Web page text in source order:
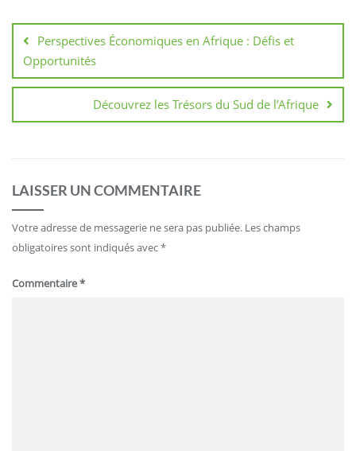
de
l’article
Perspectives Économiques en Afrique : Défis et
Opportunités
Découvrez les Trésors du Sud de l’Afrique
LAISSER UN COMMENTAIRE
Votre adresse de messagerie ne sera pas publiée. Les champs
obligatoires sont indiqués avec*
Commentaire*